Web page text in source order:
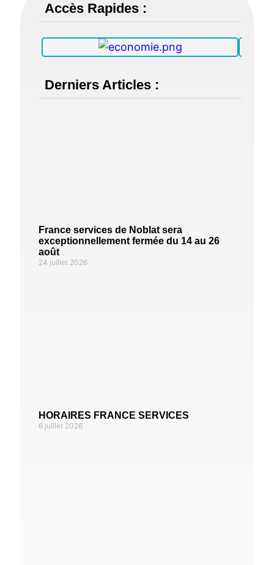
Accès Rapides :
Derniers Articles :
France services de Noblat sera
exceptionnellement fermée du 14 au 26
août
24 juillet 2026
HORAIRES FRANCE SERVICES
6 juillet 2026